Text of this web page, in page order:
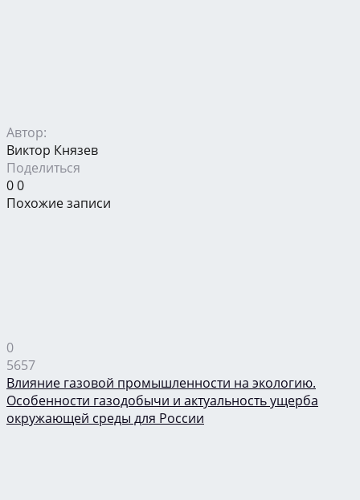
Автор:
Виктор Князев
Поделиться
00
Похожие записи
0
5657
Влияние газовой промышленности на экологию.
Особенности газодобычи и актуальность ущерба
окружающей среды для России